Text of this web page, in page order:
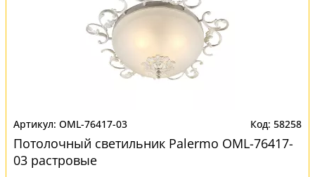
OML-76417-03 58258
Потолочный светильник Palermo OML-76417-
03 растровые